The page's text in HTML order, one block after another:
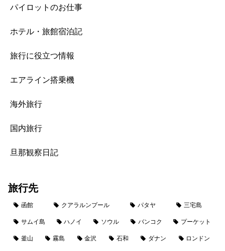
パイロットのお仕事
ホテル・旅館宿泊記
旅行に役立つ情報
エアライン搭乗機
海外旅行
国内旅行
旦那観察日記
旅行先
函館 クアラルンプール パタヤ 三宅島
サムイ島 ハノイ ソウル バンコク プーケット
釜山 霧島 金沢 石和 ダナン ロンドン